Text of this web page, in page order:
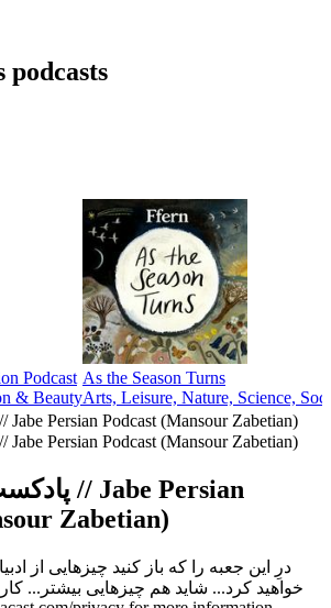
Podcast
& Beauty
As the Season Turns
Arts, Leisure, Nature, Science,
About پادکست جعبه // Jabe Persian Podcast (Mansour Zabetian)
About پادکست جعبه // Jabe Persian Podcast (Mansour Zabetian)
Zabetian)
درِ اين جعبه را كه باز كنيد چيزهايى از
خواهيد كرد... شايد هم چيزهايى بيشتر...